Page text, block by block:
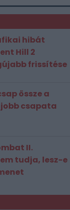
hibát
Hill 2
frissítése
össze a
csapata
II.
tudja, lesz-e